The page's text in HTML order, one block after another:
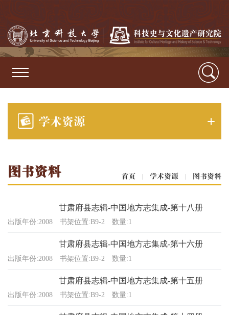
学术资源
首页 | 学术资源 | 图书资料
图书资料
甘肃府县志辑-中国地方志集成-第十八册
出版年份:2008 书架位置:B9-2 数量:1
甘肃府县志辑-中国地方志集成-第十六册
出版年份:2008 书架位置:B9-2 数量:1
甘肃府县志辑-中国地方志集成-第十五册
出版年份:2008 书架位置:B9-2 数量:1